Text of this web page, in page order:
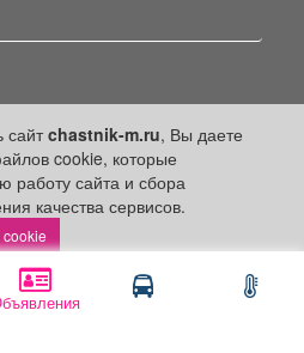
сайтchastnik-m.ru, Вы даете
cookie, которые
работу сайта и сбора
качества сервисов.
cookie
«На правах рекламы»,
рекламодателем.
за достоверность
рекламных материалах и
"Частник-М"